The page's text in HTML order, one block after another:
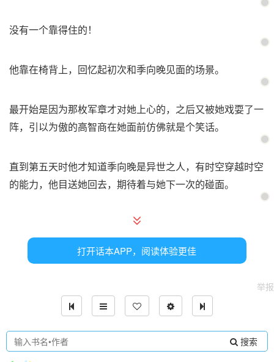
没有一个靠得住的！
他靠在椅背上，回忆起初次和季向晚见面的场景。
最开始是因为那枚军章才对她上心的，之后又被她戏耍了一
阵，引以为傲的高智商在她面前仿佛就是个笑话。
直到第五天时他才知道季向晚是异世之人，有时空穿越时空
的能力，他目送她回去，期待着与她下一次的碰面。
他战功赫赫，有精明能干，很快便晋升成了统领三军的将
他用了一年的时间理清自己对季向晚的感情，他反应过来
时，便又一次与季向晚相逢。
打开话本APP，阅读体验更佳
举报
搜索